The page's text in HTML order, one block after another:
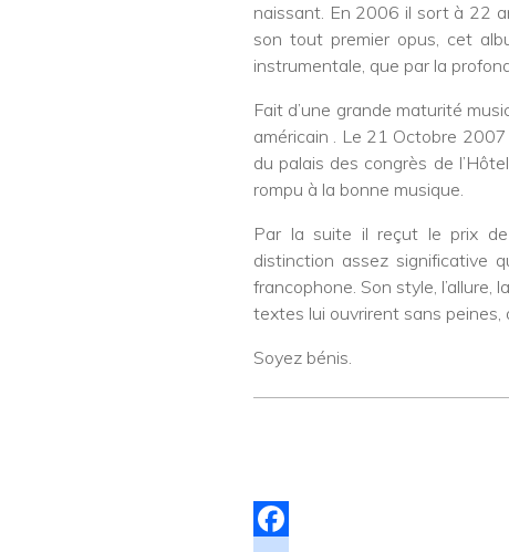
naissant. En 2006 il sort à 22
son tout premier opus, cet
instrumentale, que par la
Fait d’une grande maturité
américain . Le 21 Octobre
du palais des congrès de
rompu à la bonne musique.
Par la suite il reçut le prix de
distinction assez significative
francophone. Son style,
textes lui ouvrirent sans peines,
Soyez bénis.